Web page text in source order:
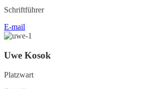
Schriftführer
E-mail
Uwe Kosok
Platzwart